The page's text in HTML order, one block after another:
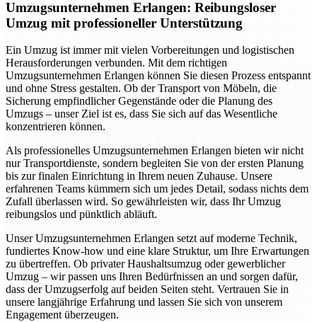
Umzugsunternehmen Erlangen: Reibungsloser
Umzug mit professioneller Unterstützung
Ein Umzug ist immer mit vielen Vorbereitungen und logistischen
Herausforderungen verbunden. Mit dem richtigen
Umzugsunternehmen Erlangen können Sie diesen Prozess entspannt
und ohne Stress gestalten. Ob der Transport von Möbeln, die
Sicherung empfindlicher Gegenstände oder die Planung des
Umzugs – unser Ziel ist es, dass Sie sich auf das Wesentliche
konzentrieren können.
Als professionelles Umzugsunternehmen Erlangen bieten wir nicht
nur Transportdienste, sondern begleiten Sie von der ersten Planung
bis zur finalen Einrichtung in Ihrem neuen Zuhause. Unsere
erfahrenen Teams kümmern sich um jedes Detail, sodass nichts dem
Zufall überlassen wird. So gewährleisten wir, dass Ihr Umzug
reibungslos und pünktlich abläuft.
Unser Umzugsunternehmen Erlangen setzt auf moderne Technik,
fundiertes Know-how und eine klare Struktur, um Ihre Erwartungen
zu übertreffen. Ob privater Haushaltsumzug oder gewerblicher
Umzug – wir passen uns Ihren Bedürfnissen an und sorgen dafür,
dass der Umzugserfolg auf beiden Seiten steht. Vertrauen Sie in
unsere langjährige Erfahrung und lassen Sie sich von unserem
Engagement überzeugen.